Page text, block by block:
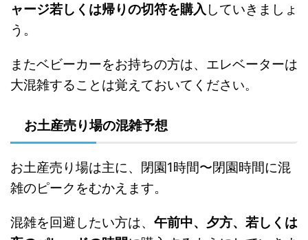
ャージ若しくは帰りの切符を購入 していきましょ
う。
またベビーカーをお持ちの方は、エレベーターは
大混雑することは覚えておいてくださ い。
お土産売り場の混雑予想
お土産売り場は主に、閉園1時間〜閉園時間に混
雑のピークをむかえます。
混雑を回避したい方は、 午前中、夕方、若しくは